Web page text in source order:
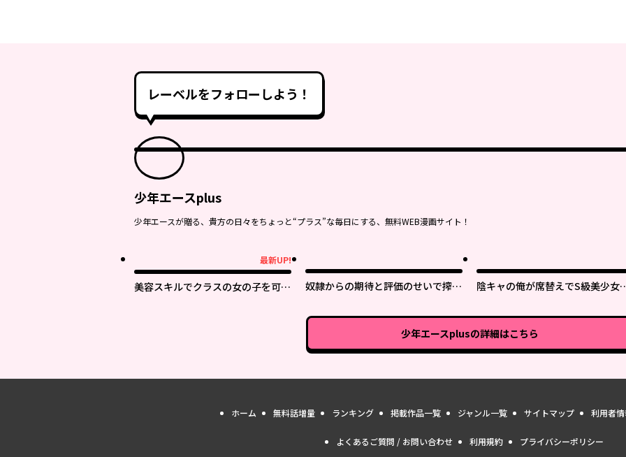
レーベルをフォローしよう！
少年エースplus
少年エースが贈る、貴方の日々をちょっと“プラス”な毎日にする、無料WEB漫画サイト！
最新UP!
美容スキルでクラスの女の子を可愛
奴隷からの期待と評価のせいで搾取
陰キャの俺が席替えでS級美少女
少年エースplusの詳細はこちら
ホーム 無料話増量 ランキング 掲載作品一覧 ジャンル一覧 サイトマップ 利用者
よくあるご質問 / お問い合わせ 利用規約 プライバシーポリシー